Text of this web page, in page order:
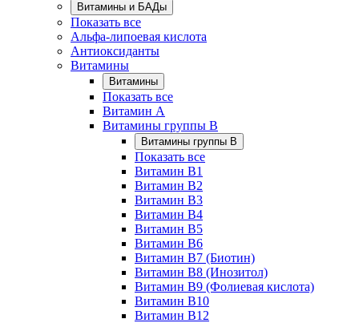
Витамины и БАДы
Показать все
Альфа-липоевая кислота
Антиоксиданты
Витамины
Витамины
Показать все
Витамин A
Витамины группы B
Витамины группы B
Показать все
Витамин B1
Витамин B2
Витамин B3
Витамин B4
Витамин B5
Витамин B6
Витамин B7 (Биотин)
Витамин B8 (Инозитол)
Витамин B9 (Фолиевая кислота)
Витамин B10
Витамин B12